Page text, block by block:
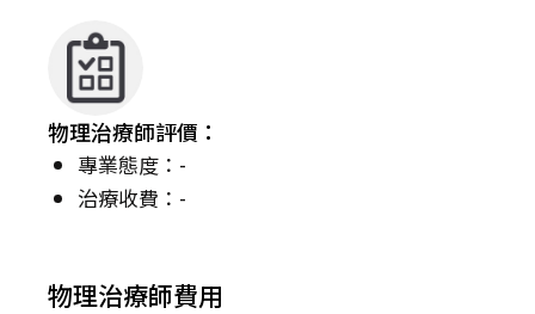
物理治療師評價：
專業態度：-
治療收費：-
物理治療師費用